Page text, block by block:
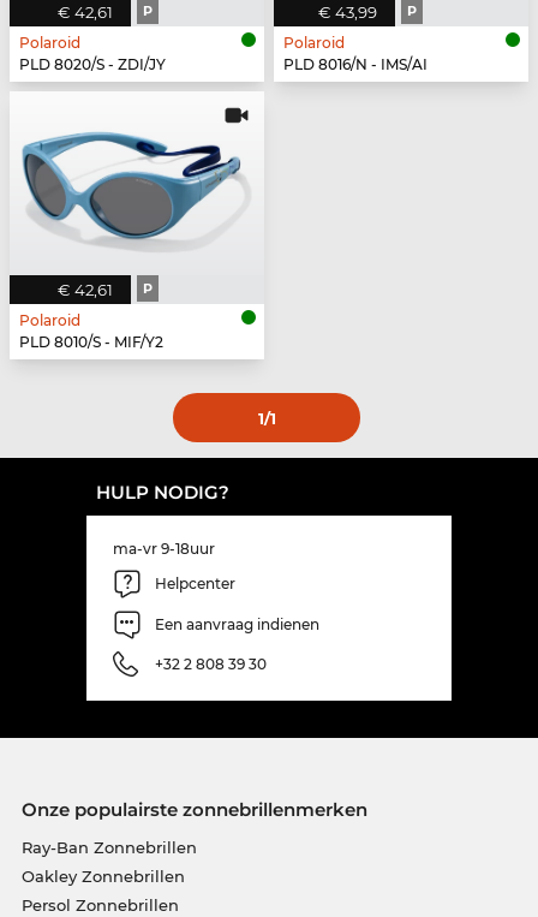
€ 42,61 P
Polaroid
PLD 8020/S - ZDI/JY
€ 43,99 P
Polaroid
PLD 8016/N - IMS/AI
€ 42,61 P
Polaroid
PLD 8010/S - MIF/Y2
1/1
HULP NODIG?
ma-vr 9-18uur
Helpcenter
Een aanvraag indienen
+32 2 808 39 30
Onze populairste zonnebrillenmerken
Ray-Ban Zonnebrillen
Oakley Zonnebrillen
Persol Zonnebrillen